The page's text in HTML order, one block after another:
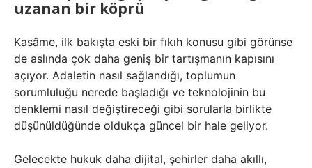
uzanan bir köprü
Kasâme, ilk bakışta eski bir fıkıh konusu gibi görünse
de aslında çok daha geniş bir tartışmanın kapısını
açıyor. Adaletin nasıl sağlandığı, toplumun
sorumluluğu nerede başladığı ve teknolojinin bu
denklemi nasıl değiştireceği gibi sorularla birlikte
düşünüldüğünde oldukça güncel bir hale geliyor.
Gelecekte hukuk daha dijital, şehirler daha akıllı,